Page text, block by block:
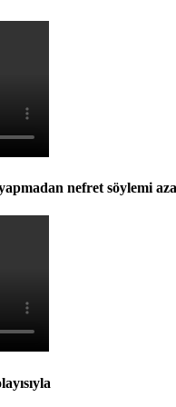
nefret söylemi